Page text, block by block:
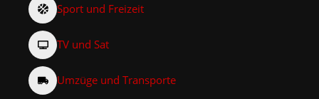
Sport und Freizeit
TV und Sat
Umzüge und Transporte